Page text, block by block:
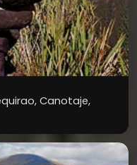
Canotaje,